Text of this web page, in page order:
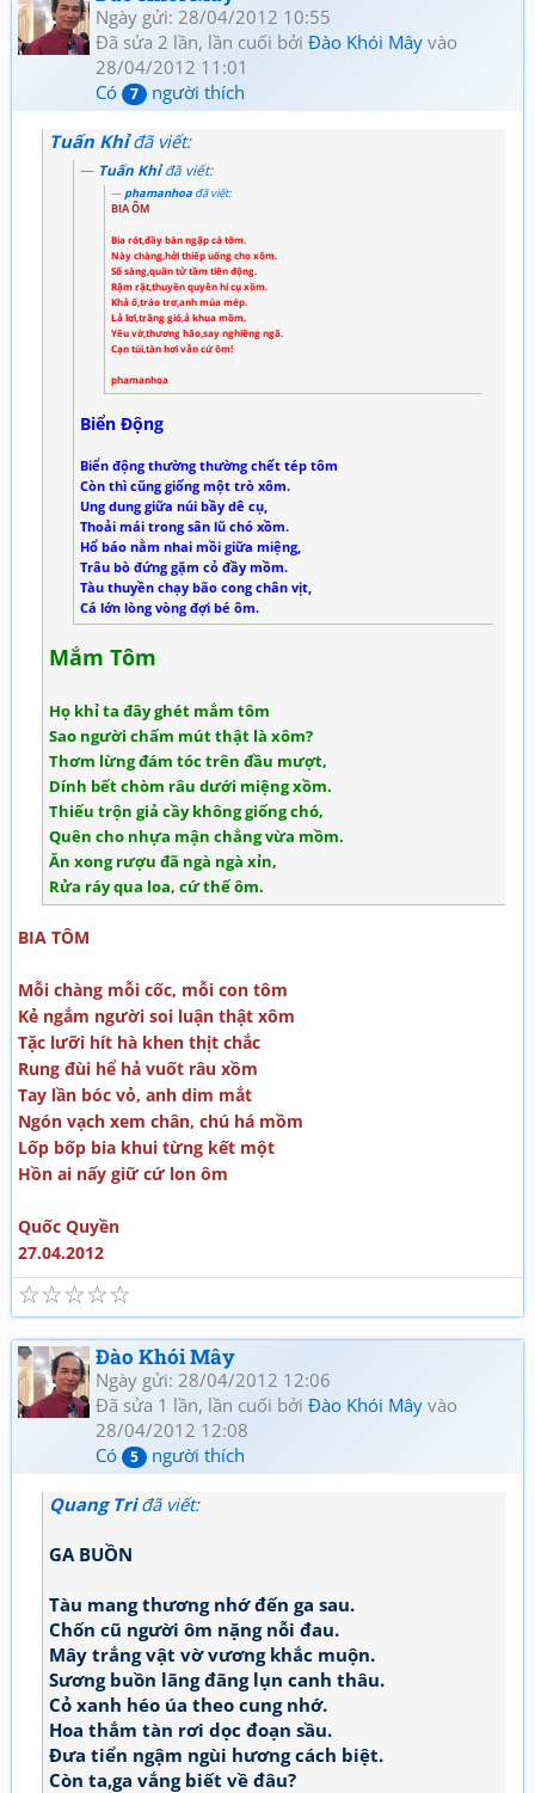
Ngày gửi: 28/04/2012 10:55
Đã sửa 2 lần, lần cuối bởi Đào Khói Mây vào
28/04/2012 11:01
Có
7 người thích
Tuấn Khỉđã viết:
Tuấn Khỉđã viết:
phamanhoa đã viết:
BIA ÔM
Bia rót,đầy bàn ngập cá tôm.
Này chàng,hởi thiếp uống cho xôm.
Sổ sàng,quân tử tầm tiên động.
Rậm rật,thuyền quyên hí cụ xồm.
Khả ố,tráo trơ,anh múa mép.
Lả lơi,trăng gió,ả khua mồm.
Yêu vờ,thương hão,say nghiêng ngã.
Cạn túi,tàn hơi vẫn cứ ôm!
phamanhoa
Biển Động
Biển động thường thường chết tép tôm
Còn thì cũng giống một trò xôm.
Ung dung giữa núi bầy dê cụ,
Thoải mái trong sân lũ chó xồm.
Hổ báo nằm nhai mồi giữa miệng,
Trâu bò đứng gặm cỏ đầy mồm.
Tàu thuyền chạy bão cong chân vịt,
Cá lớn lòng vòng đợi bé ôm.
Mắm Tôm
Họ khỉ ta đây ghét mắm tôm
Sao người chấm mút thật là xôm?
Thơm lừng đám tóc trên đầu mượt,
Dính bết chòm râu dưới miệng xồm.
Thiếu trộn giả cầy không giống chó,
Quên cho nhựa mận chẳng vừa mồm.
Ăn xong rượu đã ngà ngà xỉn,
Rửa ráy qua loa, cứ thế ôm.
BIA TÔM
Mỗi chàng mỗi cốc, mỗi con tôm
Kẻ ngắm người soi luận thật xôm
Tặc lưỡi hít hà khen thịt chắc
Rung đùi hể hả vuốt râu xồm
Tay lần bóc vỏ, anh dim mắt
Ngón vạch xem chân, chú há mồm
Lốp bốp bia khui từng kết một
Hồn ai nấy giữ cứ lon ôm
Quốc Quyền
27.04.2012
☆
☆
☆
☆
☆
Đào Khói Mây
Ngày gửi: 28/04/2012 12:06
Đã sửa 1 lần, lần cuối bởi Đào Khói Mây vào
28/04/2012 12:08
Có
5 người thích
Quang Triđã viết:
GA BUỒN
Tàu mang thương nhớ đến ga sau.
Chốn cũ người ôm nặng nỗi đau.
Mây trắng vật vờ vương khắc muộn.
Sương buồn lãng đãng lụn canh thâu.
Cỏ xanh héo úa theo cung nhớ.
Hoa thắm tàn rơi dọc đoạn sầu.
Đưa tiển ngậm ngùi hương cách biệt.
Còn ta,ga vắng biết về đâu?